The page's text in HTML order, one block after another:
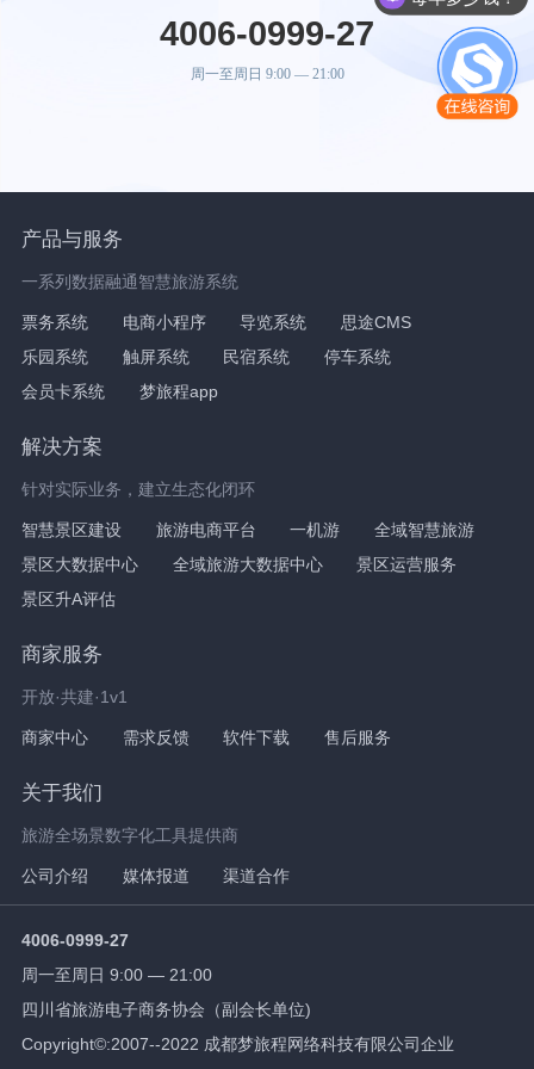
4006-0999-27
周一至周日 9:00 — 21:00
产品与服务
一系列数据融通智慧旅游系统
票务系统 电商小程序 导览系统
思途CMS
乐园系统
触屏系统 民宿系统
停车系统
会员卡系统
梦旅程app
解决方案
针对实际业务，建立生态化闭环
智慧景区建设 旅游电商平台 一机游
全域智慧旅游
景区大数据中心
全域旅游大数据中心
景区运营服务
景区升A评估
商家服务
开放·共建·1v1
商家中心 需求反馈 软件下载 售后服务
关于我们
旅游全场景数字化工具提供商
公司介绍 媒体报道 渠道合作
4006-0999-27
周一至周日 9:00 — 21:00
四川省旅游电子商务协会（副会长单位)
Copyright©:2007--2022 成都梦旅程网络科技有限公司企业